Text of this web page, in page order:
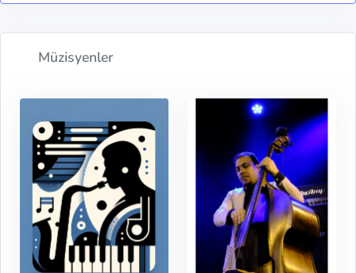
Müzisyenler